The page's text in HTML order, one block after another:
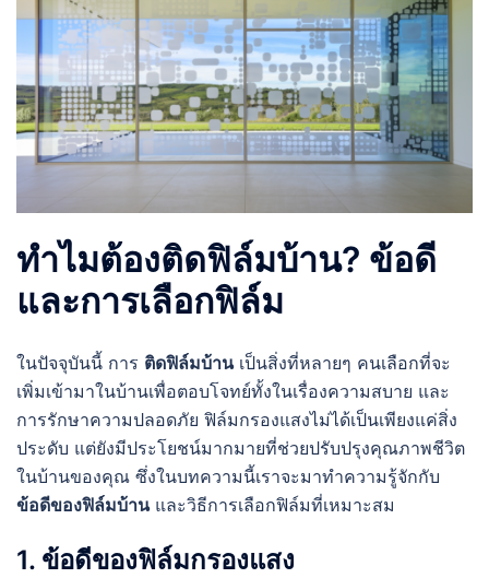
ทำไมต้องติดฟิล์มบ้าน? ข้อดี
และการเลือกฟิล์ม
ในปัจจุบันนี้ การ ติดฟิล์มบ้านเป็นสิ่งที่หลายๆ คนเลือกที่จะ
เพิ่มเข้ามาในบ้านเพื่อตอบโจทย์ทั้งในเรื่องความสบาย และ
การรักษาความปลอดภัย ฟิล์มกรองแสงไม่ได้เป็นเพียงแค่สิ่ง
ประดับ แต่ยังมีประโยชน์มากมายที่ช่วยปรับปรุงคุณภาพชีวิต
ในบ้านของคุณ ซึ่งในบทความนี้เราจะมาทำความรู้จักกับ
ข้อดีของฟิล์มบ้านและวิธีการเลือกฟิล์มที่เหมาะสม
1. ข้อดีของฟิล์มกรองแสง